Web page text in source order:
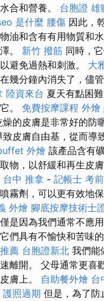
合和營養。 台胞證 雄
是什麼 腰傷 因此，
油和含有有用物質和
。 新竹 撥筋 同時，
避免過熱和刺激。 大
幾分鐘內消失了，儘
陸資來台 夏天有點困
。 免費按摩課程 外燴
燥的皮膚是非常好的防
皮膚自由基，從而導
外燴 該產品含有
物，以舒緩和再生皮膚
台中 推拿 - 記帳士 考前
霧劑，可以更有效地
外燴 腳底按摩技術士
是因為我們通常不應
們具有不愉快和苦味的
薦 台胞證新北 我們能
離開。 父母通常更喜
膚上。 自助餐外燴 台
護照過期 但是，為了防